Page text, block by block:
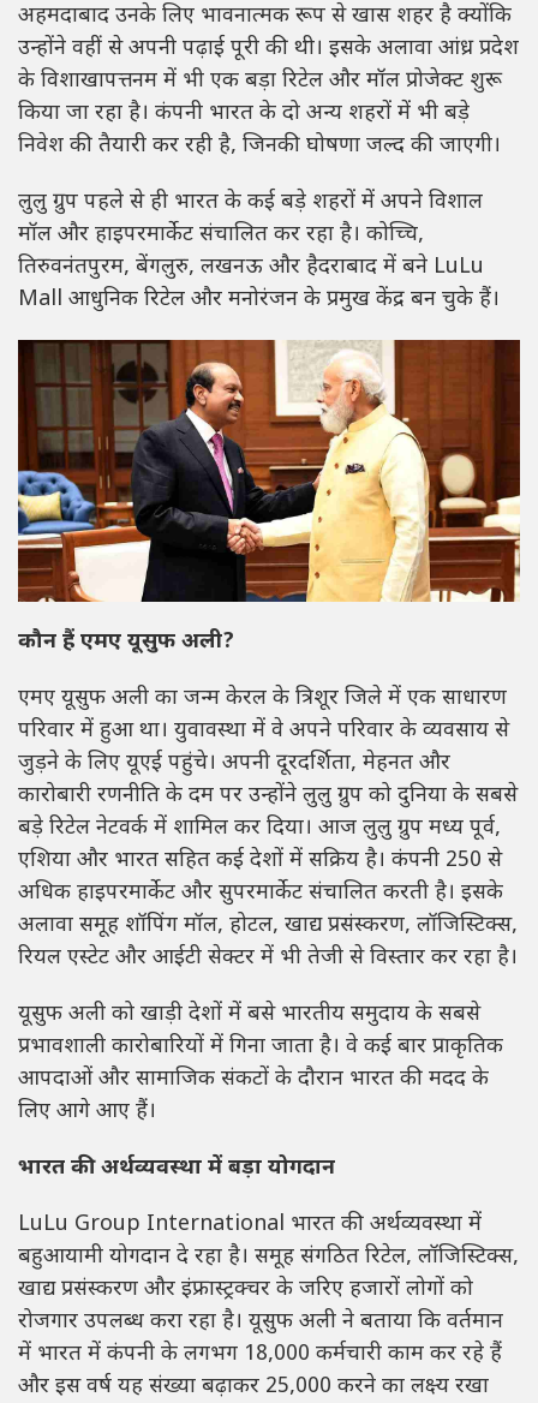
अहमदाबाद उनके लिए भावनात्मक रूप से खास शहर है क्योंकि
उन्होंने वहीं से अपनी पढ़ाई पूरी की थी। इसके अलावा आंध्र प्रदेश
के विशाखापत्तनम में भी एक बड़ा रिटेल और मॉल प्रोजेक्ट शुरू
किया जा रहा है। कंपनी भारत के दो अन्य शहरों में भी बड़े
निवेश की तैयारी कर रही है, जिनकी घोषणा जल्द की जाएगी।
लुलु ग्रुप पहले से ही भारत के कई बड़े शहरों में अपने विशाल
मॉल और हाइपरमार्केट संचालित कर रहा है। कोच्चि,
तिरुवनंतपुरम, बेंगलुरु, लखनऊ और हैदराबाद में बने LuLu
Mall आधुनिक रिटेल और मनोरंजन के प्रमुख केंद्र बन चुके हैं।
कौन हैं एमए यूसुफ अली?
एमए यूसुफ अली का जन्म केरल के त्रिशूर जिले में एक साधारण
परिवार में हुआ था। युवावस्था में वे अपने परिवार के व्यवसाय से
जुड़ने के लिए यूएई पहुंचे। अपनी दूरदर्शिता, मेहनत और
कारोबारी रणनीति के दम पर उन्होंने लुलु ग्रुप को दुनिया के सबसे
बड़े रिटेल नेटवर्क में शामिल कर दिया। आज लुलु ग्रुप मध्य पूर्व,
एशिया और भारत सहित कई देशों में सक्रिय है। कंपनी 250 से
अधिक हाइपरमार्केट और सुपरमार्केट संचालित करती है। इसके
अलावा समूह शॉपिंग मॉल, होटल, खाद्य प्रसंस्करण, लॉजिस्टिक्स,
रियल एस्टेट और आईटी सेक्टर में भी तेजी से विस्तार कर रहा है।
यूसुफ अली को खाड़ी देशों में बसे भारतीय समुदाय के सबसे
प्रभावशाली कारोबारियों में गिना जाता है। वे कई बार प्राकृतिक
आपदाओं और सामाजिक संकटों के दौरान भारत की मदद के
लिए आगे आए हैं।
भारत की अर्थव्यवस्था में बड़ा योगदान
LuLu Group International भारत की अर्थव्यवस्था में
बहुआयामी योगदान दे रहा है। समूह संगठित रिटेल, लॉजिस्टिक्स,
खाद्य प्रसंस्करण और इंफ्रास्ट्रक्चर के जरिए हजारों लोगों को
रोजगार उपलब्ध करा रहा है। यूसुफ अली ने बताया कि वर्तमान
में भारत में कंपनी के लगभग 18,000 कर्मचारी काम कर रहे हैं
और इस वर्ष यह संख्या बढ़ाकर 25,000 करने का लक्ष्य रखा